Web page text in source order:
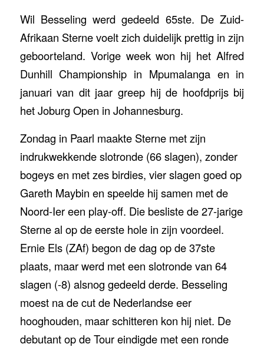
Wil Besseling werd gedeeld 65ste. De Zuid-
Afrikaan Sterne voelt zich duidelijk prettig in zijn
geboorteland. Vorige week won hij het Alfred
Dunhill Championship in Mpumalanga en in
januari van dit jaar greep hij de hoofdprijs bij
het Joburg Open in Johannesburg.
Zondag in Paarl maakte Sterne met zijn
indrukwekkende slotronde (66 slagen), zonder
bogeys en met zes birdies, vier slagen goed op
Gareth Maybin en speelde hij samen met de
Noord-Ier een play-off. Die besliste de 27-jarige
Sterne al op de eerste hole in zijn voordeel.
Ernie Els (ZAf) begon de dag op de 37ste
plaats, maar werd met een slotronde van 64
slagen (-8) alsnog gedeeld derde. Besseling
moest na de cut de Nederlandse eer
hooghouden, maar schitteren kon hij niet. De
debutant op de Tour eindigde met een ronde